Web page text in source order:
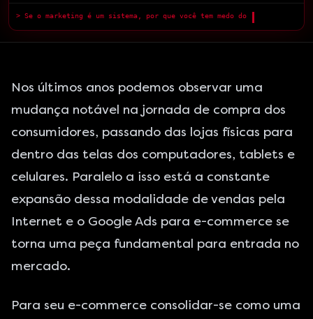
pode fazer?█
Nos últimos anos podemos observar uma
mudança notável na jornada de compra dos
consumidores, passando das lojas físicas para
dentro das telas dos computadores, tablets e
celulares. Paralelo a isso está a constante
expansão dessa modalidade de vendas pela
Internet e o Google Ads para e-commerce se
torna uma peça fundamental para entrada no
mercado.
Para seu e-commerce consolidar-se como uma